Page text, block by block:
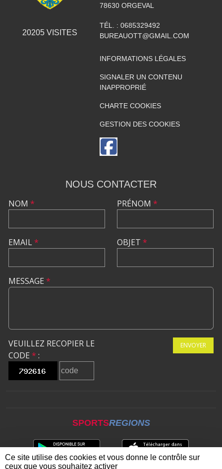
20205VISITES
78630 ORGEVAL
TÉL. : 0685329492
BUREAUOTT@GMAIL.COM
INFORMATIONS LÉGALES
SIGNALER UN CONTENU
INAPPROPRIÉ
CHARTE COOKIES
GESTION DES COOKIES
NOUS CONTACTER
NOM *
EMAIL*
PRÉNOM *
OBJET *
MESSAGE *
VEUILLEZ RECOPIER LE
CODE * :
ENVOYER
SPORTSREGIONS
Ce site utilise des cookies et vous donne le contrôle sur
ceux que vous souhaitez activer